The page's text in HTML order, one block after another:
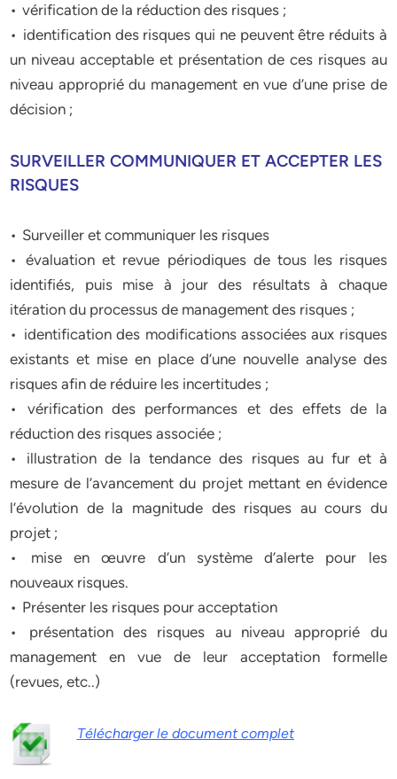
• vérification de la réduction des risques ;
• identification des risques qui ne peuvent être réduits à
un niveau acceptable et présentation de ces risques au
niveau approprié du management en vue d’une prise de
décision ;
SURVEILLER COMMUNIQUER ET ACCEPTER LES
RISQUES
• Surveiller et communiquer les risques
• évaluation et revue périodiques de tous les risques
identifiés, puis mise à jour des résultats à chaque
itération du processus de management des risques ;
• identification des modifications associées aux risques
existants et mise en place d’une nouvelle analyse des
risques afin de réduire les incertitudes ;
• vérification des performances et des effets de la
réduction des risques associée ;
• illustration de la tendance des risques au fur et à
mesure de l’avancement du projet mettant en évidence
l’évolution de la magnitude des risques au cours du
projet ;
• mise en œuvre d’un système d’alerte pour les
nouveaux risques.
• Présenter les risques pour acceptation
• présentation des risques au niveau approprié du
management en vue de leur acceptation formelle
(revues, etc..)
Télécharger le document complet